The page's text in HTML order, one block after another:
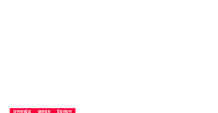
उत्तराखंड क्राइम देहरादून